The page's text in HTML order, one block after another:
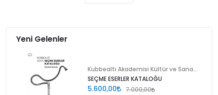
Yeni Gelenler
SEÇME ESERLER KATALOĞU
5.600,00 7.000,00